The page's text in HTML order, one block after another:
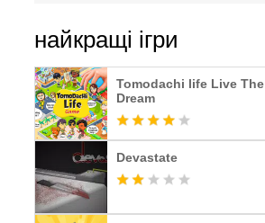
найкращі ігри
Tomodachi life Live The
Dream
Devastate